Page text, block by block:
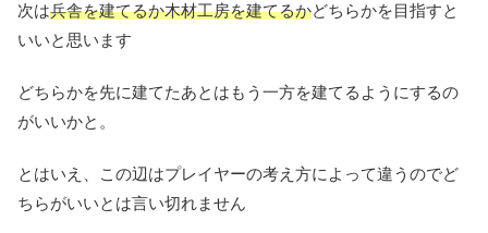
次は兵舎を建てるか木材工房を建てるかどちらかを目指すと
いいと思います
どちらかを先に建てたあとはもう一方を建てるようにするの
がいいかと。
とはいえ、この辺はプレイヤーの考え方によって違うのでど
ちらがいいとは言い切れません